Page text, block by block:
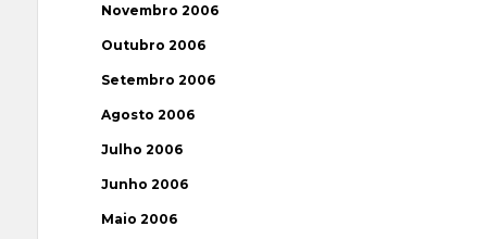
Novembro 2006
Outubro 2006
Setembro 2006
Agosto 2006
Julho 2006
Junho 2006
Maio 2006